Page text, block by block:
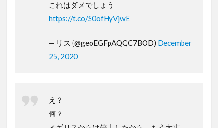
これはダメでしょう
https://t.co/S0ofHyVjwE
— リス (@geoEGFpAQQC7BOD) December
25, 2020
え？
何？